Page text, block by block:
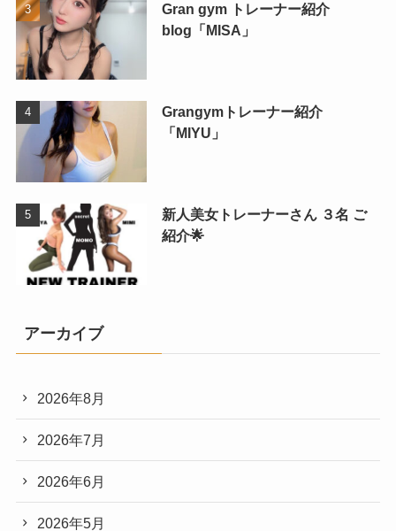
Gran gym トレーナー紹介
blog「MISA」
Grangymトレーナー紹介
「MIYU」
新人美女トレーナーさん ３名 ご
紹介🌟
アーカイブ
2026年8月
2026年7月
2026年6月
2026年5月